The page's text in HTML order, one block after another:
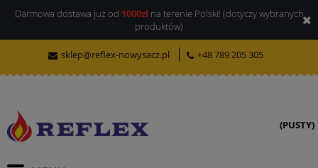
Darmowa dostawa już od 1000złna terenie Polski! (dotyczy wybranych
produktów)
sklep@reflex-nowysacz.pl +48 789 205 305
(PUSTY)